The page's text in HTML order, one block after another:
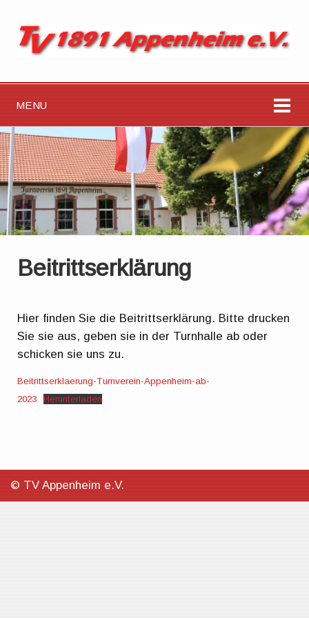
MENU
Beitrittserklärung
Hier finden Sie die Beitrittserklärung. Bitte drucken
Sie sie aus, geben sie in der Turnhalle ab oder
schicken sie uns zu.
Beitrittserklaerung-Turnverein-Appenheim-ab-
2023
Herunterladen
© TV Appenheim e.V.